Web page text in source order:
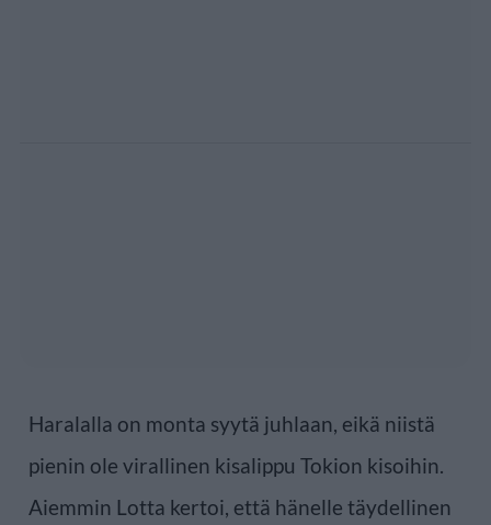
Haralalla on monta syytä juhlaan, eikä niistä
pienin ole virallinen kisalippu Tokion kisoihin.
Aiemmin Lotta kertoi, että hänelle täydellinen